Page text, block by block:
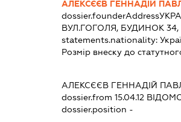
АЛЕКСЄЄВ ГЕННАДІЙ
dossier.founderAddress
ВУЛ.ГОГОЛЯ, БУДИНОК
statements.nationality:
Розмір внеску до
АЛЕКСЄЄВ ГЕННАДІЙ
dossier.from 15.04.12
dossier.position -